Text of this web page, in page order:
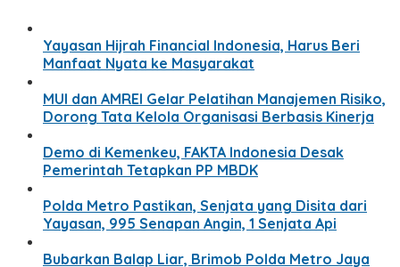
Yayasan Hijrah Financial Indonesia, Harus Beri
Manfaat Nyata ke Masyarakat
MUI dan AMREI Gelar Pelatihan Manajemen Risiko,
Dorong Tata Kelola Organisasi Berbasis Kinerja
Demo di Kemenkeu, FAKTA Indonesia Desak
Pemerintah Tetapkan PP MBDK
Polda Metro Pastikan, Senjata yang Disita dari
Yayasan, 995 Senapan Angin, 1 Senjata Api
Bubarkan Balap Liar, Brimob Polda Metro Jaya